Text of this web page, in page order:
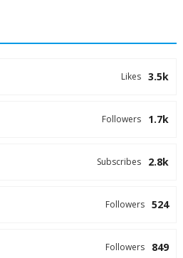
3.5k
Likes
1.7k
Followers
2.8k
Subscribes
524
Followers
849
Followers